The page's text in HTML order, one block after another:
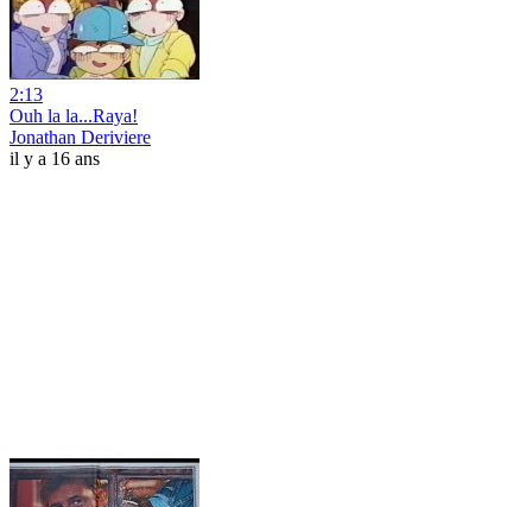
2:13
Ouh la la...Raya!
Jonathan Deriviere
il y a 16 ans